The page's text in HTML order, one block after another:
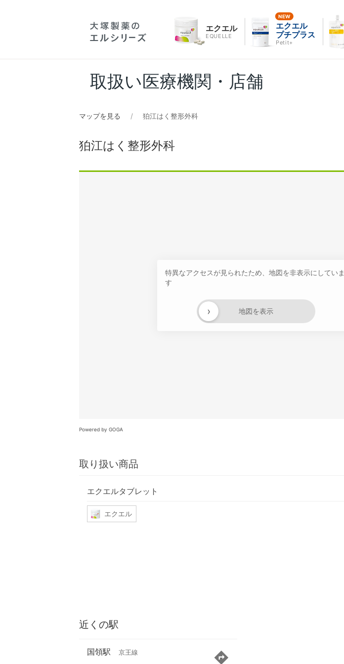
エクエル
EQUELLE
エクエル
プチプラス
Petit+
取扱い医療機関・店舗
マップを見る 狛江はく整形外科
狛江はく整形外科
特異なアクセスが見られたため、地図を非表示にしていま
す
地図を表示
›
Powered by GOGA
取り扱い商品
エクエルタブレット
エクエル
近くの駅
国領駅 京王線